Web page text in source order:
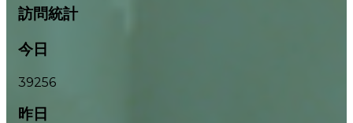
訪問統計
今日
39256
昨日